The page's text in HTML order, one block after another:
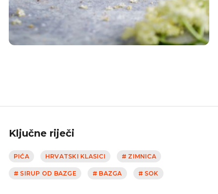
Ključne riječi
PIĆA HRVATSKI KLASICI # ZIMNICA
# SIRUP OD BAZGE # BAZGA # SOK